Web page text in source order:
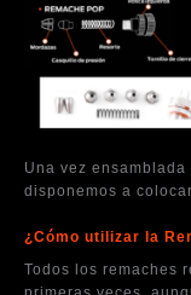
Una vez
disponemos a
¿Cómo utilizar la
Todos los remaches